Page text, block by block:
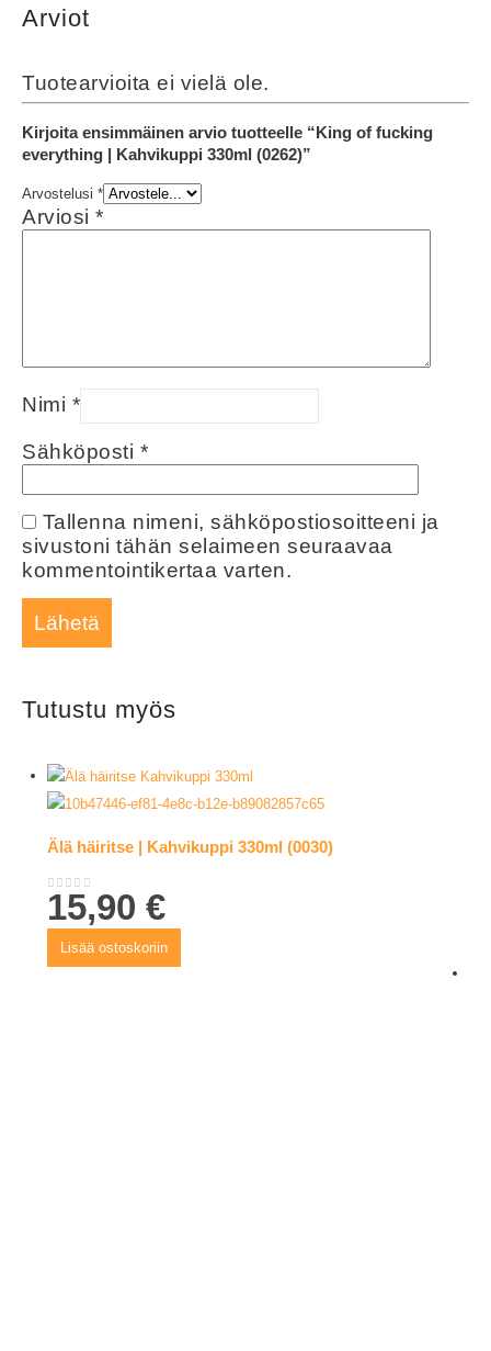
Arviot
Tuotearvioita ei vielä ole.
Kirjoita ensimmäinen arvio tuotteelle “King of fucking
everything | Kahvikuppi 330ml (0262)”
Arvostelusi *
Arviosi *
Nimi *
Sähköposti *
Tallenna nimeni, sähköpostiosoitteeni ja
sivustoni tähän selaimeen seuraavaa
kommentointikertaa varten.
Tutustu myös
Älä häiritse | Kahvikuppi 330ml (0030)
0out of 5
15,90€
Lisää ostoskoriin